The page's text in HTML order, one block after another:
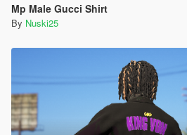
Mp Male Gucci Shirt
By Nuski25